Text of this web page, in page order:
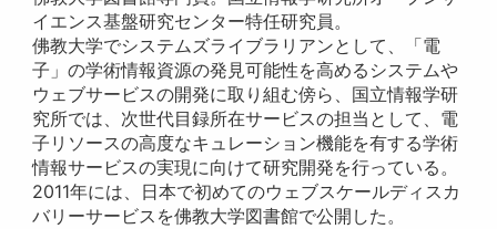
イエンス基盤研究センター特任研究員。
佛教大学でシステムズライブラリアンとして、「電
子」の学術情報資源の発見可能性を高めるシステムや
ウェブサービスの開発に取り組む傍ら、国立情報学研
究所では、次世代目録所在サービスの担当として、電
子リソースの高度なキュレーション機能を有する学術
情報サービスの実現に向けて研究開発を行っている。
2011年には、日本で初めてのウェブスケールディスカ
バリーサービスを佛教大学図書館で公開した。